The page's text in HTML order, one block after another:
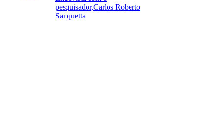
pesquisador,Carlos Roberto
Sanquetta